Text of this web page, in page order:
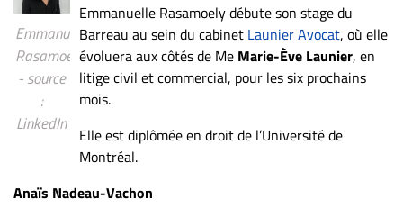
Emmanuelle
Rasamoely
- source
:
LinkedIn
Emmanuelle Rasamoely débute son stage du
Barreau au sein du cabinet Launier Avocat, où elle
évoluera aux côtés de Me Marie-Ève Launier, en
litige civil et commercial, pour les six prochains
mois.
Elle est diplômée en droit de l’Université de
Montréal.
Anaïs Nadeau-Vachon